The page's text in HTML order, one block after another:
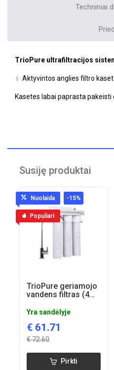
Techniniai
TrioPure ultrafiltracijos
Aktyvintos anglies filtro
Kasetes labai paprasta pakeisti
Susiję produktai
Nuolaida -15%
Populiari
TrioPure geriamojo
vandens filtras (4
Yra sandėlyje
€ 61.71
€72.60
Pirkti